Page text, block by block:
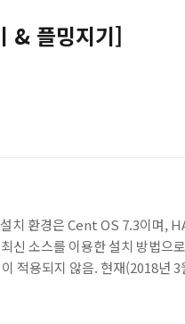
& 플밍지기]
치 환경은 Cent OS 7.3이며,
신 소스를 이용한 설치 방법으
용되지 않음. 현재(2018년 3